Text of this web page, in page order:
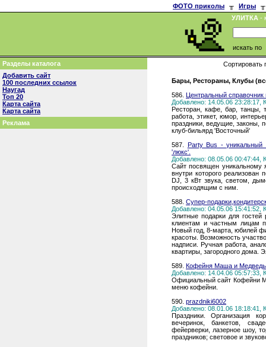
ФОТО приколы ╥ Игры
╥
УЛИТКА -
искать по
Разделы каталога
Добавить сайт
100 последних ссылок
Наугад
Топ 20
Карта сайта
Карта сайта
Реклама
Сортировать
Бары, Рестораны, Клубы
586. Центральный
Добавлено: 14.05.06 23:28:17,
Ресторан, кафе, бар, танцы,
работа, этикет, юмор,
праздники, ведущие,
клуб-бильярд 'Восточный'
587. Party Bus - уникальный
'люкс'.
Добавлено: 08.05.06 00:47:44,
Сайт посвящен
внутри которого
DJ, 3 кВт звука, светом,
происходящим с ним.
588. Супер-
Добавлено: 04.05.06 15:41:52,
Элитные подарки для гостей
клиентам и частным лицам
Новый год, 8-марта, юбилей
красоты. Возможность
надписи. Ручная работа,
квартиры, загородного дома.
589. Кофейня Маша и Медведь
Добавлено: 14.04.06 05:57:33,
Официальный сайт Кофейни
меню кофейни.
590. prazdniki6002
Добавлено: 08.01.06 18:18:41,
Праздники. Организация
вечеринок, банкетов,
фейерверки, лазерное шоу,
праздников; световое и